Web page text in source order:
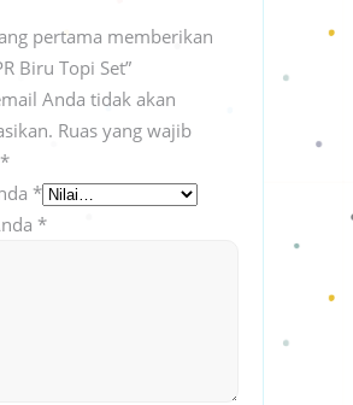
pertama memberikan
Biru Topi Set”
Anda tidak akan
Ruas yang wajib
*
*
*